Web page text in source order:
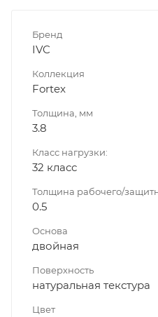
Бренд
IVC
Коллекция
Fortex
Толщина, мм
3.8
Класс нагрузки:
32 класс
Толщина рабочего/
0.5
Основа
двойная
Поверхность
натуральная текстура
Цвет